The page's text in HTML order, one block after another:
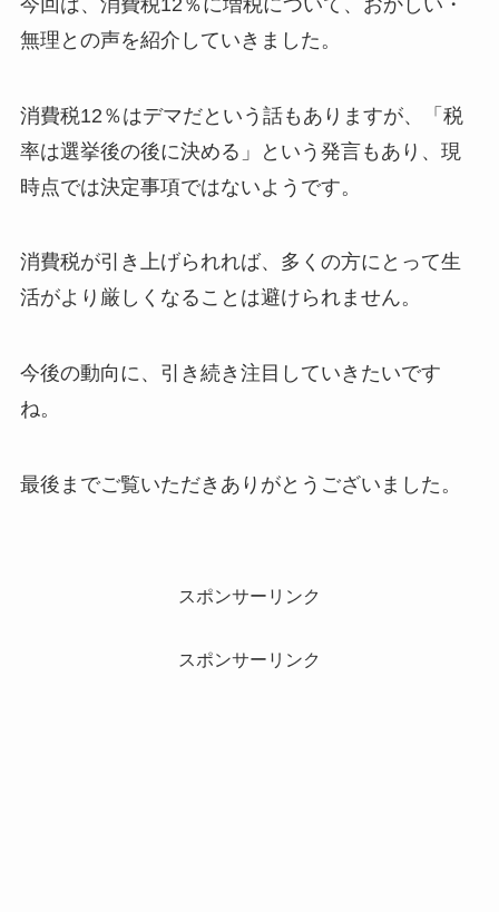
無理との声を紹介していきました。
消費税12％はデマだという話もありますが、「税
率は選挙後の後に決める」という発言もあり、現
時点では決定事項ではないようです。
消費税が引き上げられれば、多くの方にとって生
活がより厳しくなることは避けられません。
今後の動向に、引き続き注目していきたいです
ね。
最後までご覧いただきありがとうございました。
スポンサーリンク
スポンサーリンク